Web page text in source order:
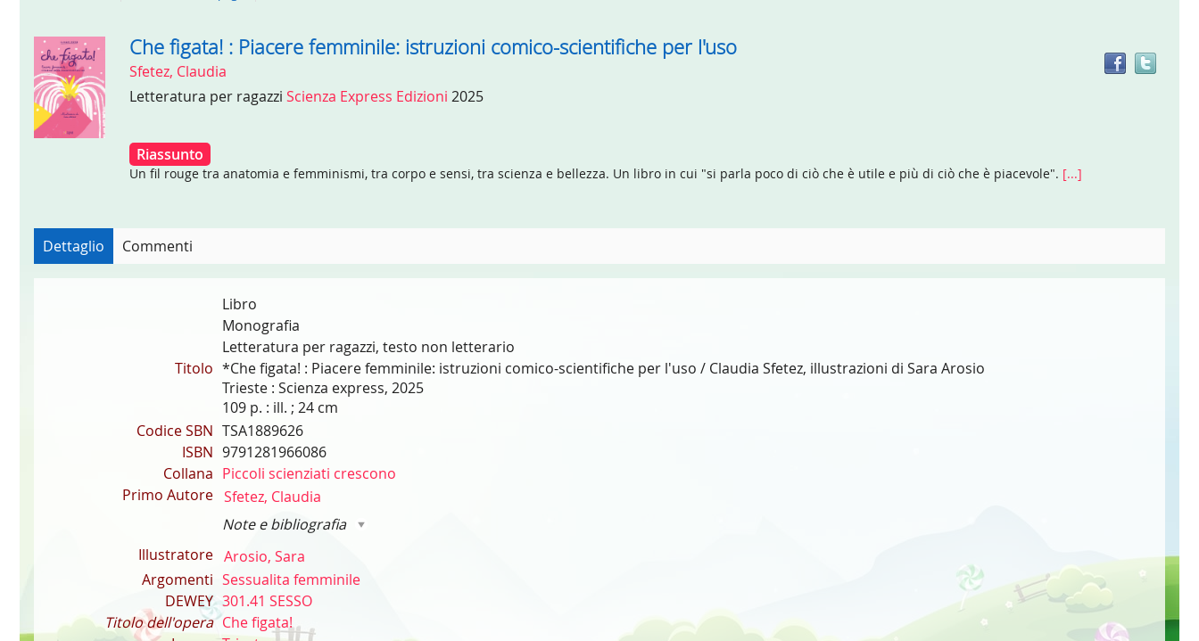
Dettaglio
del
documento
Che figata! : Piacere femminile: istruzioni comico-scientifiche per l'uso
Sfetez, Claudia
Letteratura per ragazzi Scienza Express Edizioni 2025
Riassunto
Un fil rouge tra anatomia e femminismi, tra corpo e sensi, tra scienza e bellezza. Un libro in cui "si parla poco di ciò che è utile e più di ciò che è piacevole". [...]
Dettaglio Commenti
Libro
Monografia
Letteratura per ragazzi, testo non letterario
Titolo *Che figata! : Piacere femminile: istruzioni comico-scientifiche per l'uso / Claudia Sfetez, illustrazioni di Sara Arosio
Trieste : Scienza express, 2025
109 p. : ill. ; 24 cm
Codice SBN TSA1889626
ISBN 9791281966086
Collana Piccoli scienziati crescono
Primo Autore Sfetez, Claudia
Note e bibliografia
Illustratore Arosio, Sara
Argomenti Sessualita femminile
DEWEY 301.41 SESSO
Titolo dell'opera Che figata!